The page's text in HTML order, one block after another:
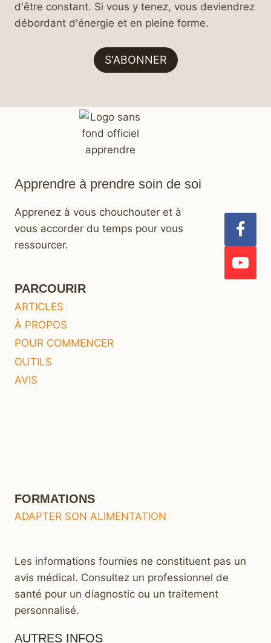
d'être constant. Si vous y tenez, vous deviendrez
débordant d'énergie et en pleine forme.
S'ABONNER
Apprendre à prendre soin de soi
Apprenez à vous chouchouter et à
vous accorder du temps pour vous
ressourcer.
PARCOURIR
ARTICLES
À PROPOS
POUR COMMENCER
OUTILS
AVIS
FORMATIONS
ADAPTER SON ALIMENTATION
Les informations fournies ne constituent pas un
avis médical. Consultez un professionnel de
santé pour un diagnostic ou un traitement
personnalisé.
AUTRES INFOS